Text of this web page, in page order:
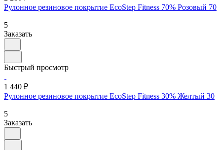
Рулонное резиновое покрытие EcoStep Fitness 70% Розовый 70
5
Заказать
Быстрый просмотр
1 440 ₽
Рулонное резиновое покрытие EcoStep Fitness 30% Желтый 30
5
Заказать